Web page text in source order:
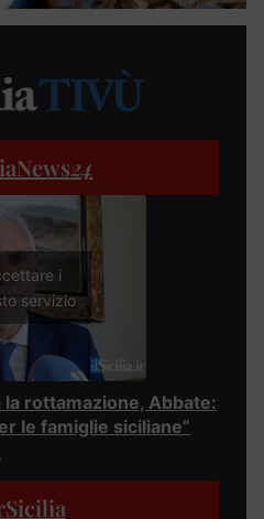
24
i
servizio
la rottamazione, Abbate:
le famiglie siciliane”